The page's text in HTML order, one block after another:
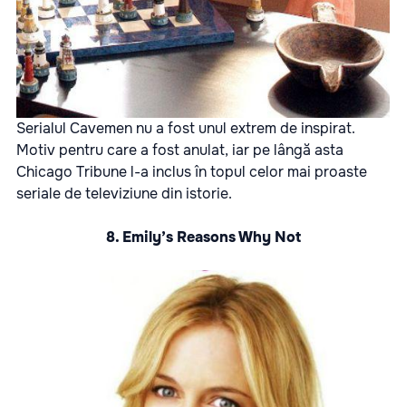
Serialul Cavemen nu a fost unul extrem de inspirat.
Motiv pentru care a fost anulat, iar pe lângă asta
Chicago Tribune l-a inclus în topul celor mai proaste
seriale de televiziune din istorie.
8. Emily’s Reasons Why Not